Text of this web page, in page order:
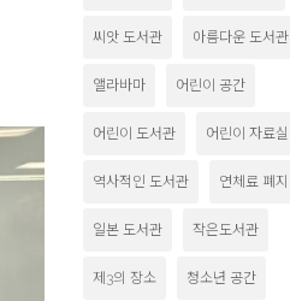
씨앗 도서관 아름다운 도서관
앨라바마 어린이 공간
어린이 도서관 어린이 자료실
역사적인 도서관 연체료 폐지
일본 도서관 작은도서관
제3의 장소 청소년 공간